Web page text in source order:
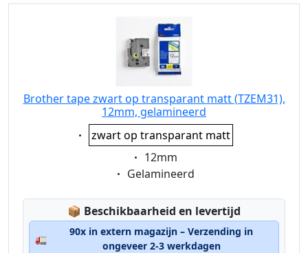
Brother tape zwart op transparant matt (TZEM31),
12mm, gelamineerd
Eigenschaft:
zwart op transparant matt
Eigenschaft:
12mm
Eigenschaft:
Gelamineerd
📦 Lagerstatus:
Beschikbaarheid en levertijd
🚛
90x in extern magazijn – Verzending in
ongeveer 2-3 werkdagen